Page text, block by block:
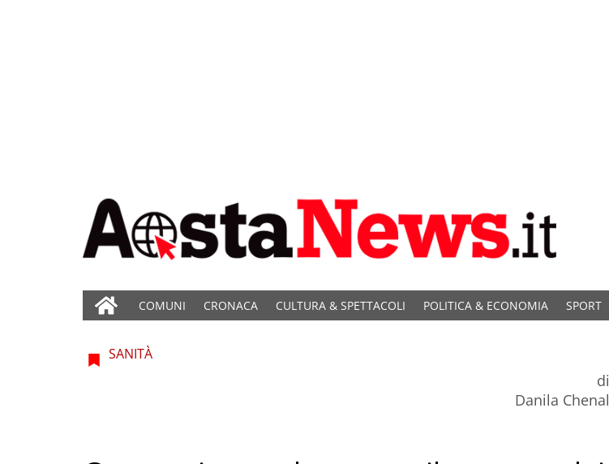
COMUNI CRONACA CULTURA & SPETTACOLI POLITICA & ECONOMIA SPORT
SANITÀ
di
Danila Chenal